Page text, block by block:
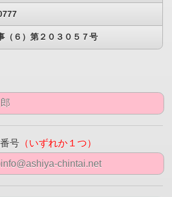
（６）第２０３０５７号
号 （いずれか１つ）